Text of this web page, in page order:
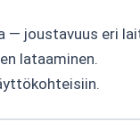
— joustavuus eri
lataaminen.